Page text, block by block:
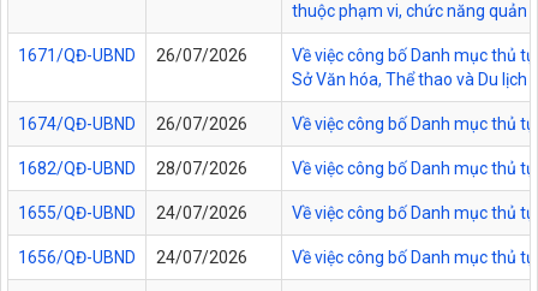
thuộc phạm vi, chức năng quản
1671/QĐ-UBND 26/07/2026
Về việc công bố Danh mục thủ
Sở Văn hóa, Thể thao và Du lịch
1674/QĐ-UBND 26/07/2026 Về việc công bố Danh mục thủ
1682/QĐ-UBND 28/07/2026 Về việc công bố Danh mục thủ
1655/QĐ-UBND 24/07/2026 Về việc công bố Danh mục thủ
1656/QĐ-UBND 24/07/2026 Về việc công bố Danh mục thủ